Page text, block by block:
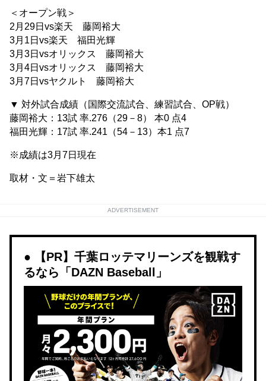
＜オープン戦＞
2月29日vs楽天 藤岡裕大
3月1日vs楽天 福田光輝
3月3日vsオリックス 藤岡裕大
3月4日vsオリックス 藤岡裕大
3月7日vsヤクルト 藤岡裕大
▼ 対外試合成績（国際交流試合、練習試合、OP戦）
藤岡裕大：13試 率.276（29－8） 本0 点4
福田光輝：17試 率.241（54－13）本1 点7
※成績は3月7日現在
取材・文＝岩下雄太
ADVERTISEMENT
【PR】千葉ロッテマリーンズを観戦す
るなら「DAZN Baseball」